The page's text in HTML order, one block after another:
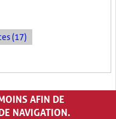
(17)
AFIN DE
NAVIGATION.